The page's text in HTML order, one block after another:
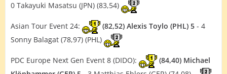
0 Takayuki Masatsu (JPN) (83,54)
Asian Tour Event 24: (82,52) Alexis Toylo (PHL) 5 - 4
Sonny Balagat (78,97) (PHL)
PDC Europe Next Gen Event 8 (DIDO):
(84,40) Michael